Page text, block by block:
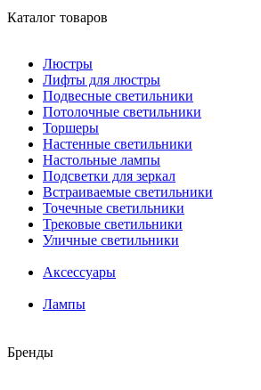
Каталог товаров
Люстры
Лифты для люстры
Подвесные светильники
Потолочные светильники
Торшеры
Настенные светильники
Настольные лампы
Подсветки для зеркал
Встраиваемые светильники
Точечные светильники
Трековые светильники
Уличные светильники
Аксессуары
Лампы
Бренды